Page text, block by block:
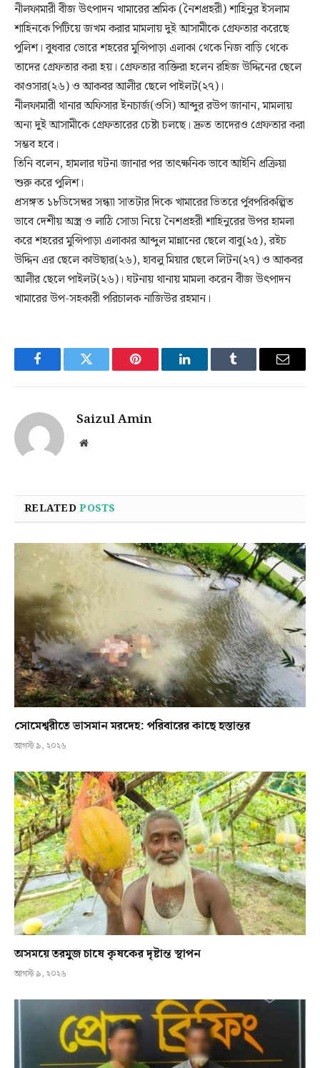
নীলফামারী বীজ উৎপাদন খামারের শ্রমিক (নৈশপ্রহরী) শাহিনুর ইসলাম
শাহিনকে পিটিয়ে জখম করার মামলায় দুই আসামীকে গ্রেফতার করেছে
পুলিশ। বুধবার ভোরে শহরের মুন্সিপাড়া এলাকা থেকে নিজ বাড়ি থেকে
তাদের গ্রেফতার করা হয়। গ্রেফতার ব্যক্তিরা হলেন রহিজ উদ্দিনের ছেলে
কাওসার(২৬) ও আকবর আলীর ছেলে পাইলট(২৭)।
নীলফামারী থানার অফিসার ইনচার্জ(ওসি) আব্দুর রউপ জানান, মামলায়
অন্য দুই আসামীকে গ্রেফতারের চেষ্টা চলছে। দ্রুত তাদেরও গ্রেফতার করা
সম্ভব হবে।
তিনি বলেন, হামলার ঘটনা জানার পর তাৎক্ষনিক ভাবে আইনি প্রক্রিয়া
শুরু করে পুলিশ।
প্রসঙ্গত ১৮ডিসেম্বর সন্ধ্যা সাতটার দিকে খামারের ভিতরে র্পুবপরিকল্পিত
ভাবে দেশীয় অস্ত্র ও লাঠি সোডা নিয়ে নৈশপ্রহরী শাহিনুরের উপর হামলা
করে শহরের মুন্সিপাড়া এলাকার আব্দুল মান্নানের ছেলে বাবু(২৫), রইচ
উদ্দিন এর ছেলে কাউছার(২৬), হাবলু মিয়ার ছেলে লিটন(২৭) ও আকবর
আলীর ছেলে পাইলট(২৬)। ঘটনায় থানায় মামলা করেন বীজ উৎপাদন
খামারের উপ-সহকারী পরিচালক নাজিউর রহমান।
FacebookTwitter Pinterest LinkedInTumblr Email
Saizul Amin
Website
RELATEDPOSTS
সোমেশ্বরীতে ভাসমান মরদেহ: পরিবারের কাছে হস্তান্তর
আগস্ট ৯, ২০২৬
অসময়ে তরমুজ চাষে কৃষকের দৃষ্টান্ত স্থাপন
আগস্ট ৯, ২০২৬